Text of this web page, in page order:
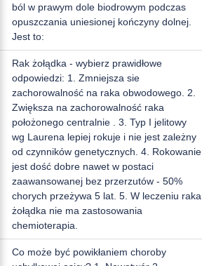
ból w prawym dole biodrowym podczas
opuszczania uniesionej kończyny dolnej.
Jest to:
Rak żołądka - wybierz prawidłowe
odpowiedzi: 1. Zmniejsza sie
zachorowalność na raka obwodowego. 2.
Zwiększa na zachorowalność raka
położonego centralnie . 3. Typ I jelitowy
wg Laurena lepiej rokuje i nie jest zależny
od czynników genetycznych. 4. Rokowanie
jest dość dobre nawet w postaci
zaawansowanej bez przerzutów - 50%
chorych przeżywa 5 lat. 5. W leczeniu raka
żołądka nie ma zastosowania
chemioterapia.
Co może być powikłaniem choroby